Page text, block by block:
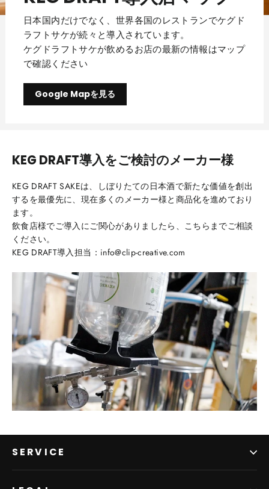
日本国内だけでなく、世界各国のレストランでケグド
ラフトサケが続々と導入されています。
ケグドラフトサケが飲めるお店の最新の情報はマップ
で確認ください
Google Mapを見る
KEG DRAFT導入をご検討のメーカー様
KEG DRAFT SAKEは、しぼりたての日本酒で新たな価値を創出
するを最優先に、現在多くのメーカー様と商品化を進めており
ます。
飲食店様でご導入にご関心がありましたら、こちらまでご相談
ください。
KEG DRAFT導入担当：info@clip-creative.com
SERVICE